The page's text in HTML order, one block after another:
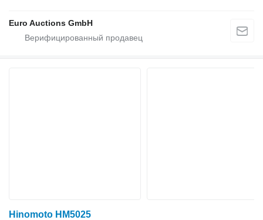
Euro Auctions GmbH
Hinomoto HM5025